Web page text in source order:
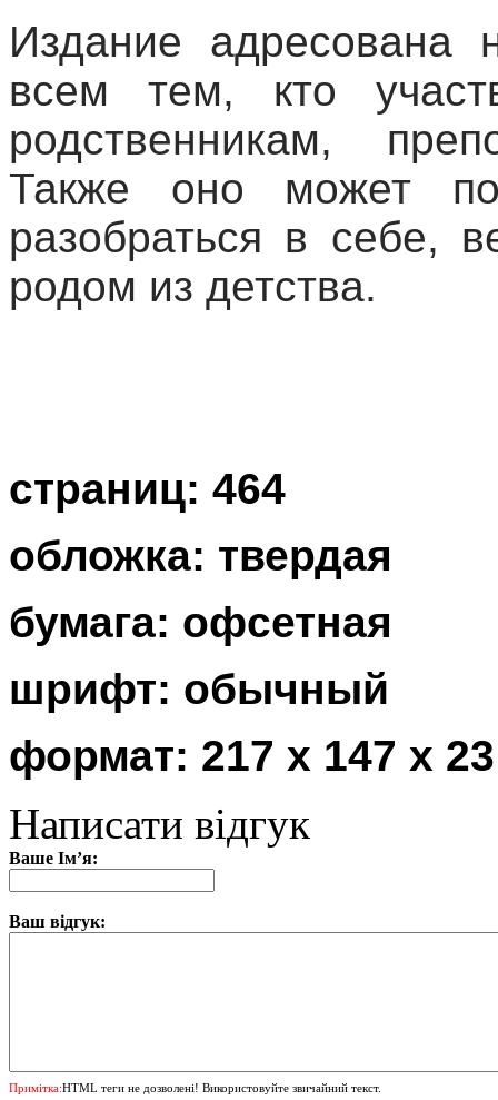
Издание адресована
всем тем, кто
родственникам,
Также оно может
разобраться в себе,
родом из детства.
страниц: 464
обложка: твердая
бумага: офсетная
шрифт: обычный
формат: 217 х 147 х
Написати відгук
Ваше Ім’я:
Ваш відгук:
Примітка:HTML теги не дозволені! Використовуйте звичайний текст.